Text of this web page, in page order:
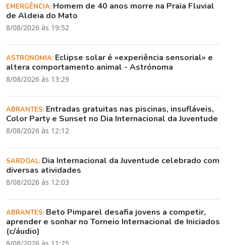
EMERGÊNCIA: Homem de 40 anos morre na Praia Fluvial
de Aldeia do Mato
8/08/2026 às 19:52
ASTRONOMIA: Eclipse solar é «experiência sensorial» e
altera comportamento animal - Astrónoma
8/08/2026 às 13:29
ABRANTES: Entradas gratuitas nas piscinas, insufláveis,
Color Party e Sunset no Dia Internacional da Juventude
8/08/2026 às 12:12
SARDOAL: Dia Internacional da Juventude celebrado com
diversas atividades
8/08/2026 às 12:03
ABRANTES: Beto Pimparel desafia jovens a competir,
aprender e sonhar no Torneio Internacional de Iniciados
(c/áudio)